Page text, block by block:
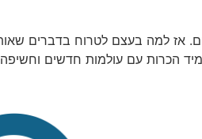
הכרות עם עולמות חדשים